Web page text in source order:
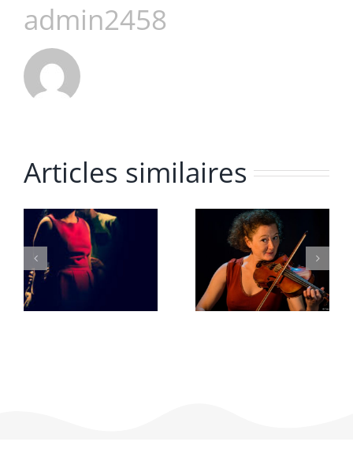
admin2458
Articles similaires
LES ARDENTS –
ANNE GRIGIS
ÎLO – CIE
CHALIWATE